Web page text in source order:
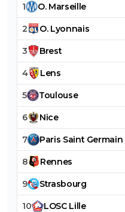
1 O. Marseille
2 O. Lyonnais
3 Brest
4 Lens
5 Toulouse
6 Nice
7 Paris Saint Germain
8 Rennes
9 Strasbourg
10 LOSC Lille